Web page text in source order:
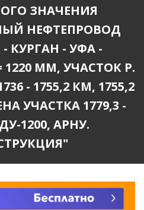
ЗНАЧЕНИЯ
НЕФТЕПРОВОД
КУРГАН - УФА -
1220 ММ, УЧАСТОК Р.
- 1755,2 КМ, 1755,2
УЧАСТКА 1779,3 -
1200, АРНУ.